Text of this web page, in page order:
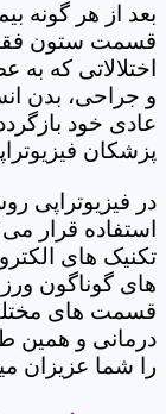
بعد از هر گونه
قسمت ستون
اختلالاتی که
و جراحی، بدن
عادی خود
پزشکان
در فیزیوتراپی
استفاده قرار
تکنیک های
های گوناگون
قسمت های
درمانی و همین
را شما عزیزان